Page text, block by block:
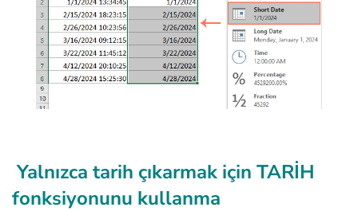
Yalnızca tarih çıkarmak için TARİH
fonksiyonunu kullanma